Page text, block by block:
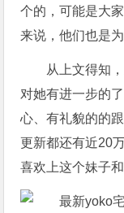
个的，可能是大
来说，他们也是为
从上文得知
对她有进一步的
心、有礼貌的的
更新都还有近20
喜欢上这个妹子和